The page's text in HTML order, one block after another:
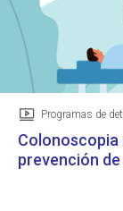
Vídeo
Programas de
Colonoscopia
prevención